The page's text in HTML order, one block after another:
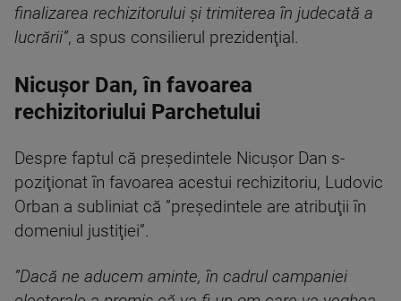
finalizarea rechizitorului şi trimiterea în judecată a
lucrării”, a spus consilierul prezidenţial.
Nicuşor Dan, în favoarea
rechizitoriului Parchetului
Despre faptul că preşedintele Nicuşor Dan s-
poziţionat în favoarea acestui rechizitoriu, Ludovic
Orban a subliniat că ”preşedintele are atribuţii în
domeniul justiţiei”.
”Dacă ne aducem aminte, în cadrul campaniei